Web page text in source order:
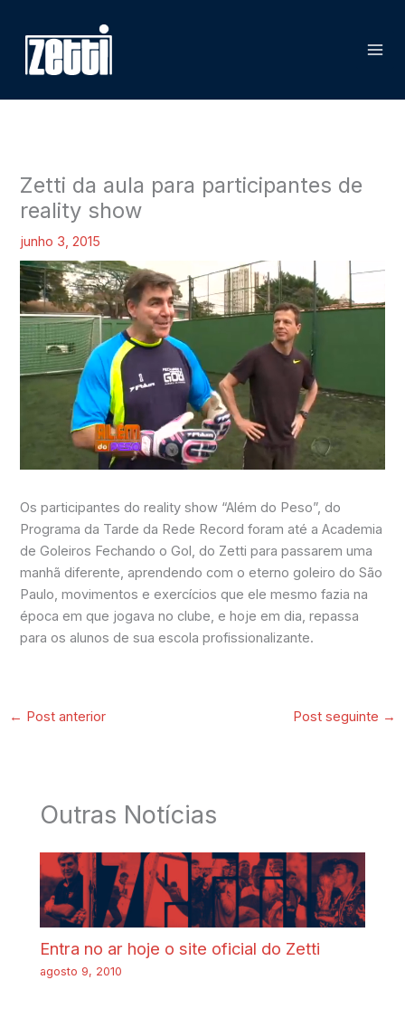
para
conteúdo
Zetti da aula para participantes de
reality show
junho 3, 2015
Os participantes do reality show “Além do Peso”, do
Programa da Tarde da Rede Record foram até a Academia
de Goleiros Fechando o Gol, do Zetti para passarem uma
manhã diferente, aprendendo com o eterno goleiro do São
Paulo, movimentos e exercícios que ele mesmo fazia na
época em que jogava no clube, e hoje em dia, repassa
para os alunos de sua escola profissionalizante.
← Post anterior Post seguinte →
Outras Notícias
Entra no ar hoje o site oficial do Zetti
agosto 9, 2010
e
a
r